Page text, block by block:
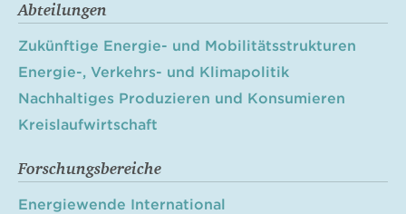
Abteilungen
Zukünftige Energie- und Mobilitätsstrukturen
Energie-, Verkehrs- und Klimapolitik
Nachhaltiges Produzieren und Konsumieren
Kreislaufwirtschaft
Forschungsbereiche
Energiewende International